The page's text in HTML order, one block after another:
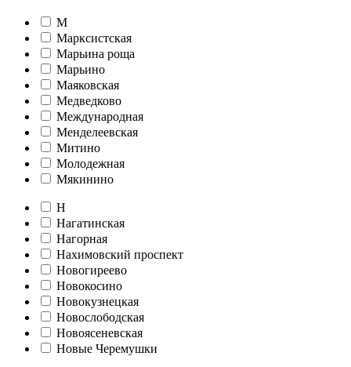
М
Марксистская
Марьина роща
Марьино
Маяковская
Медведково
Международная
Менделеевская
Митино
Молодежная
Мякинино
Н
Нагатинская
Нагорная
Нахимовский проспект
Новогиреево
Новокосино
Новокузнецкая
Новослободская
Новоясеневская
Новые Черемушки